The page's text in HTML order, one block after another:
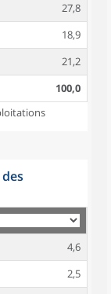
27,8
18,9
21,2
100,0
4,6
2,5